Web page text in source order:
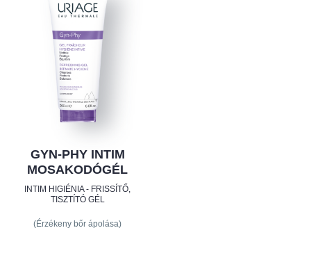
GYN-PHY INTIM
MOSAKODÓGÉL
INTIM HIGIÉNIA - FRISSÍTŐ,
TISZTÍTÓ GÉL
(Érzékeny bőr ápolása)